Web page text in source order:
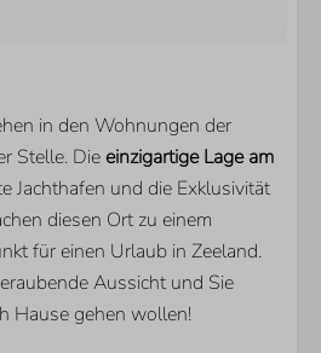
in den Wohnungen der
Stelle. Die einzigartige Lage am
Jachthafen und die Exklusivität
diesen Ort zu einem
für einen Urlaub in Zeeland.
Aussicht und Sie
Hause gehen wollen!